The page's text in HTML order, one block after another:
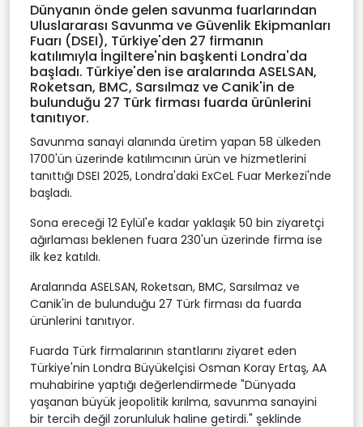
Dünyanın önde gelen savunma fuarlarından
Uluslararası Savunma ve Güvenlik Ekipmanları
Fuarı (DSEI), Türkiye'den 27 firmanın
katılımıyla İngiltere'nin başkenti Londra'da
başladı. Türkiye'den ise aralarında ASELSAN,
Roketsan, BMC, Sarsılmaz ve Canik'in de
bulunduğu 27 Türk firması fuarda ürünlerini
tanıtıyor.
Savunma sanayi alanında üretim yapan 58 ülkeden
1700'ün üzerinde katılımcının ürün ve hizmetlerini
tanıttığı DSEI 2025, Londra'daki ExCeL Fuar Merkezi'nde
başladı.
Sona ereceği 12 Eylül'e kadar yaklaşık 50 bin ziyaretçi
ağırlaması beklenen fuara 230'un üzerinde firma ise
ilk kez katıldı.
Aralarında ASELSAN, Roketsan, BMC, Sarsılmaz ve
Canik'in de bulunduğu 27 Türk firması da fuarda
ürünlerini tanıtıyor.
Fuarda Türk firmalarının stantlarını ziyaret eden
Türkiye'nin Londra Büyükelçisi Osman Koray Ertaş, AA
muhabirine yaptığı değerlendirmede "Dünyada
yaşanan büyük jeopolitik kırılma, savunma sanayini
bir tercih değil zorunluluk haline getirdi." şeklinde